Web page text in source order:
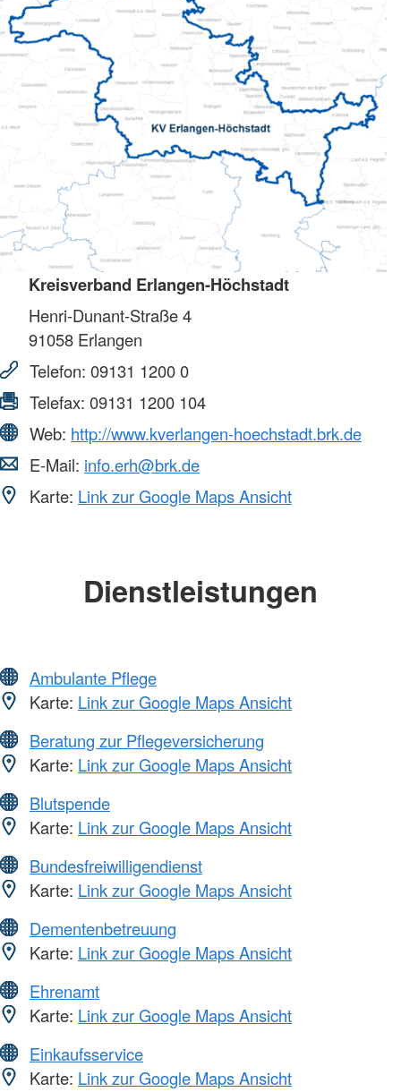
Kreisverband Erlangen-Höchstadt
Henri-Dunant-Straße 4
91058 Erlangen
Telefon: 09131 1200 0
Telefax: 09131 1200 104
Web: http://www.kverlangen-hoechstadt.brk.de
E-Mail: info.erh@brk.de
Karte: Link zur Google Maps Ansicht
Dienstleistungen
Ambulante Pflege
Karte: Link zur Google Maps Ansicht
Beratung zur Pflegeversicherung
Karte: Link zur Google Maps Ansicht
Blutspende
Karte: Link zur Google Maps Ansicht
Bundesfreiwilligendienst
Karte: Link zur Google Maps Ansicht
Dementenbetreuung
Karte: Link zur Google Maps Ansicht
Ehrenamt
Karte: Link zur Google Maps Ansicht
Einkaufsservice
Karte: Link zur Google Maps Ansicht